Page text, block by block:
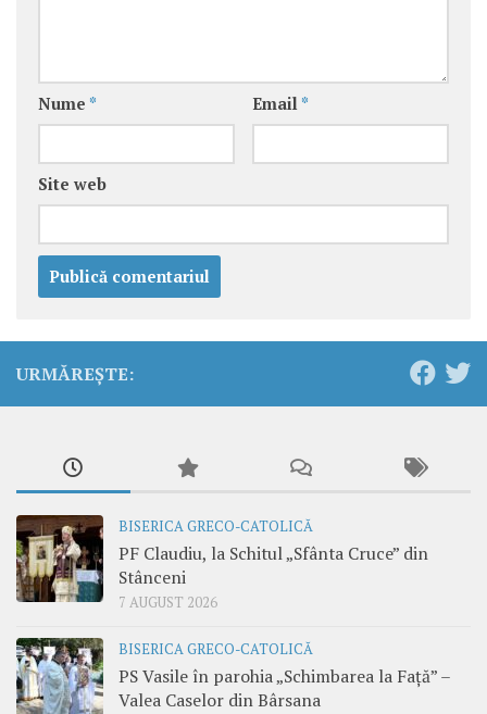
Nume * Email *
Site web
URMĂREȘTE:
BISERICA GRECO-CATOLICĂ
PF Claudiu, la Schitul „Sfânta Cruce” din
Stânceni
7 AUGUST 2026
BISERICA GRECO-CATOLICĂ
PS Vasile în parohia „Schimbarea la Față” –
Valea Caselor din Bârsana